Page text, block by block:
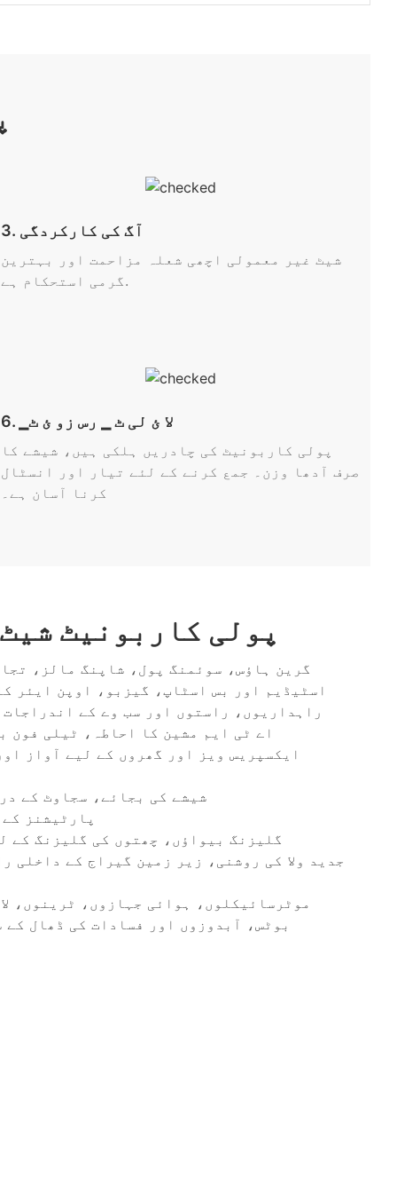
3. آگ کی کارکردگی
شیٹ غیر معمولی اچھی شعلہ مزاحمت اور بہترین
گرمی استحکام ہے.
6. ▁لا ئ لی ٹ ▁ رس زو ئ ٹ
پولی کاربونیٹ کی چادریں ہلکی ہیں، شیشے کا
صرف آدھا وزن۔ جمع کرنے کے لئے تیار اور انسٹال
کرنا آسان ہے۔
پولی کاربونیٹ
8) گلیزنگ بیواؤں، چھتوں کی گلیزنگ
بوٹس، آبدوزوں اور فسادات کی ڈھال کے